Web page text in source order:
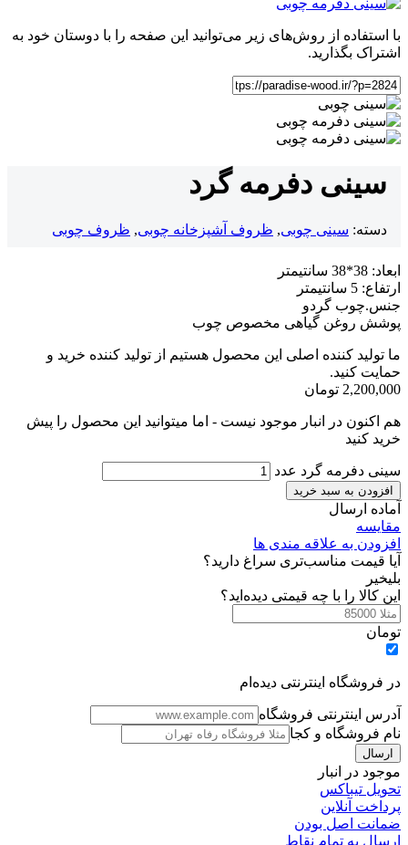
با استفاده از روش‌های زیر می‌توانید این صفحه را با دوستان خود به
اشتراک بگذارید.
سینی دفرمه گرد
دسته: سینی چوبی, ظروف آشپزخانه چوبی, ظروف چوبی
ابعاد: 38*38 سانتیمتر
ارتفاع: 5 سانتیمتر
جنس.چوب گردو
پوشش روغن گیاهی مخصوص چوب
ما تولید کننده اصلی این محصول هستیم از تولید کننده خرید و
حمایت کنید.
2,200,000 تومان
هم اکنون در انبار موجود نیست - اما میتوانید این محصول را پیش
خرید کنید
سینی دفرمه گرد عدد
افزودن به سبد خرید
آماده ارسال
مقایسه
افزودن به علاقه مندی ها
آیا قیمت مناسب‌تری سراغ دارید؟
بلیخیر
این کالا را با چه قیمتی دیده‌اید؟
تومان
در فروشگاه اینترنتی دیده‌ام
آدرس اینترنتی فروشگاه
نام فروشگاه و کجا
موجود در انبار
تحویل تیباکس
پرداخت آنلاین
ضمانت اصل بودن
ارسال به تمام نقاط